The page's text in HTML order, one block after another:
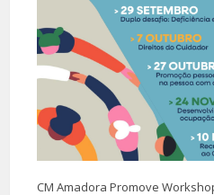
CM Amadora Promove